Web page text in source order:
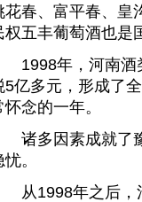
花春、富平春、皇
权五丰葡萄酒也
年，河南酒类
5亿多元，形成了
怀念的一年。
多因素成就了豫
忧。
1998年之后，河